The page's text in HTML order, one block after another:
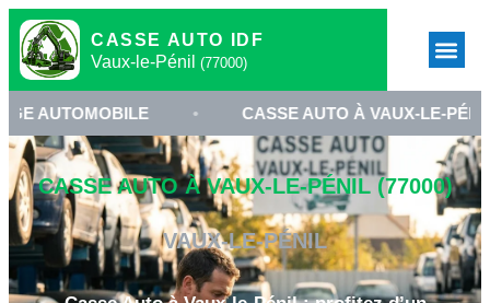
CASSE AUTO IDF
Vaux-le-Pénil (77000)
• CASSE AUTO À VAUX-LE-PÉNIL •
CASSE AUTO À VAUX-LE-PÉNIL (77000)
VAUX-LE-PÉNIL